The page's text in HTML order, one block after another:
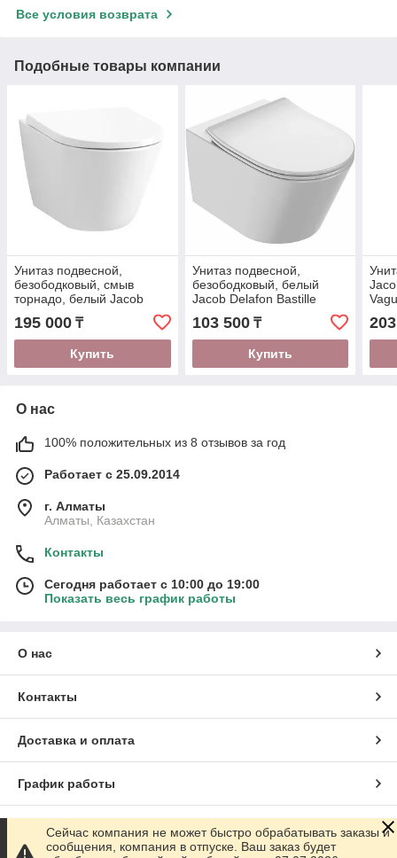
Все условия возврата
Подобные товары компании
Унитаз подвесной,
безободковый, смыв
торнадо, белый Jacob
Delafon Bastille EDAS102-
00
195 000 ₸
Купить
Унитаз подвесной,
безободковый, белый
Jacob Delafon Bastille
EDAB102-00
103 500₸
Купить
О нас
100% положительных из 8 отзывов за год
Работает с 25.09.2014
г. Алматы
Алматы, Казахстан
Контакты
Сегодня работает с 10:00 до 19:00
Показать весь график работы
О нас
Контакты
Доставка и оплата
График работы
Полная версия сайта
Сейчас компания не может быстро обрабатывать заказы и
сообщения, компания в отпуске. Ваш заказ будет